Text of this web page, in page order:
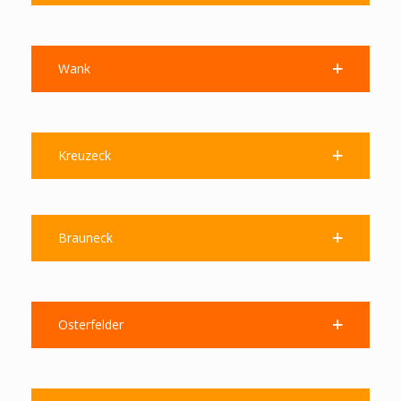
Wank
Kreuzeck
Brauneck
Osterfelder